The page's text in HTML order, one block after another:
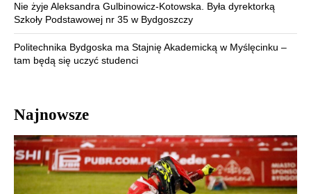
Nie żyje Aleksandra Gulbinowicz-Kotowska. Była dyrektorką
Szkoły Podstawowej nr 35 w Bydgoszczy
Politechnika Bydgoska ma Stajnię Akademicką w Myślęcinku –
tam będą się uczyć studenci
Najnowsze